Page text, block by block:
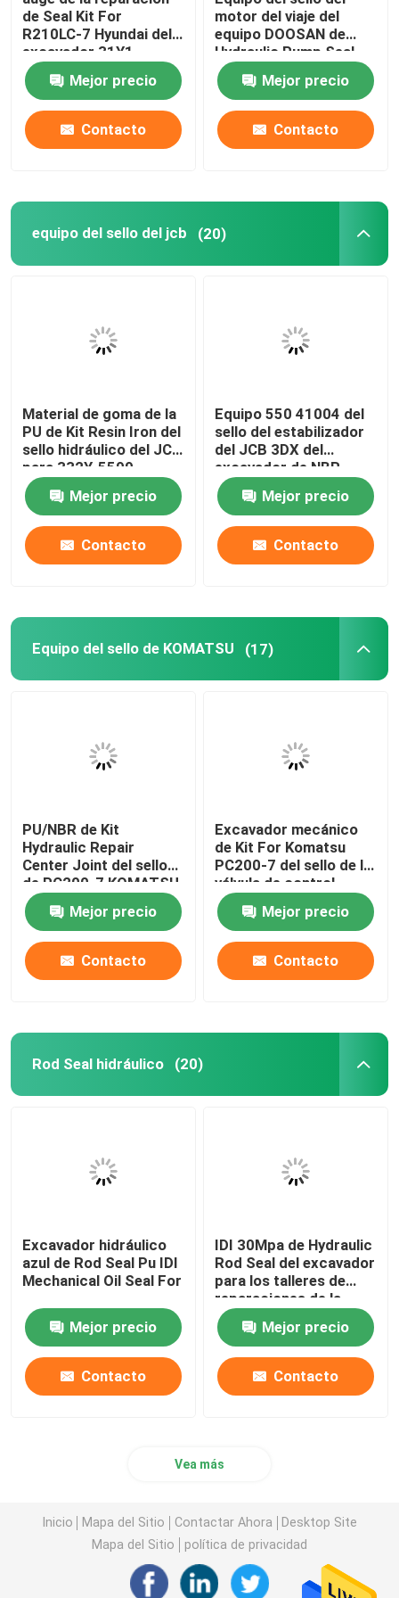
Anillo hidráulico del almacenador intermediario
Anillo hidráulico del desgaste
Piezas del motor de la pompa hydráulica
Piezas de Electric del excavador
Juego de sellos para cargador
de Seal Kit For
R210LC-7 Hyundai del
excavador 31Y1-
15880
Mejor precio
Contacto
motor del viaje del
equipo DOOSAN de
Hydraulic Pump Seal
del excavador DX225
Mejor precio
Contacto
equipo del sello del jcb (20)
Material de goma de la
PU de Kit Resin Iron del
sello hidráulico del JCB
para 332Y-5599
Mejor precio
Contacto
Equipo 550 41004 del
sello del estabilizador
del JCB 3DX del
excavador de NBR
PTFE
Mejor precio
Contacto
Equipo del sello de KOMATSU (17)
PU/NBR de Kit
Hydraulic Repair
Center Joint del sello
de PC200-7 KOMATSU
Mejor precio
Contacto
Excavador mecánico
de Kit For Komatsu
PC200-7 del sello de la
válvula de control
Mejor precio
Contacto
Rod Seal hidráulico (20)
Excavador hidráulico
azul de Rod Seal Pu IDI
Mechanical Oil Seal For
Mejor precio
Contacto
IDI 30Mpa de Hydraulic
Rod Seal del excavador
para los talleres de
reparaciones de la
maquinaria
Mejor precio
Contacto
Vea más
Inicio Mapa del Sitio Contactar Ahora
Desktop Site
Mapa del Sitio
política de privacidad